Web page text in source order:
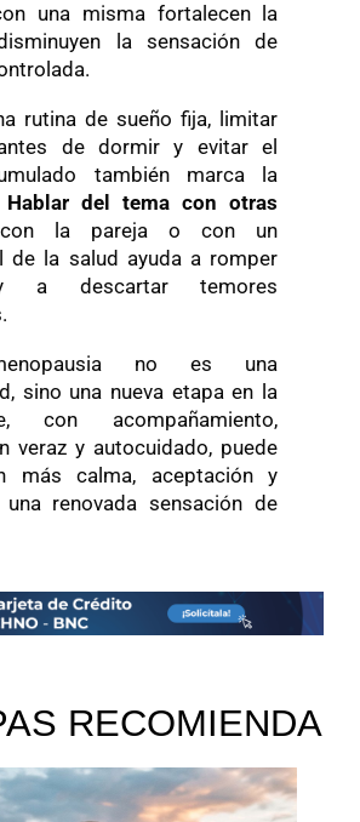
una misma fortalecen la
la sensación de
rutina de sueño fija, limitar
de dormir y evitar el
también marca la
Hablar del tema con otras
la pareja o con un
de la salud ayuda a romper
a descartar temores
no es una
sino una nueva etapa en la
con acompañamiento,
veraz y autocuidado, puede
más calma, aceptación y
renovada sensación de
RECOMIENDA